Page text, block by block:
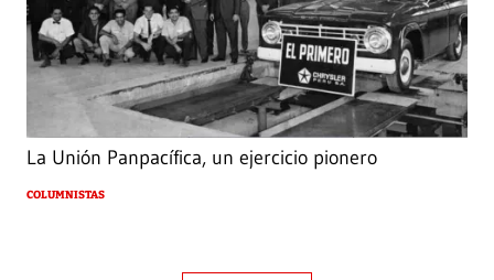
La Unión Panpacífica, un ejercicio pionero
COLUMNISTAS